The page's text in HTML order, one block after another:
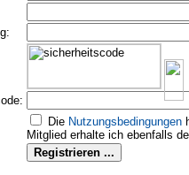
Die Nutzungs­bedingungen
Mitglied erhalte ich ebenfalls